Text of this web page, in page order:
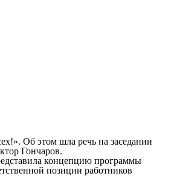
Об этом шла речь на заседании
Гончаров.
концепцию программы
позиции работников